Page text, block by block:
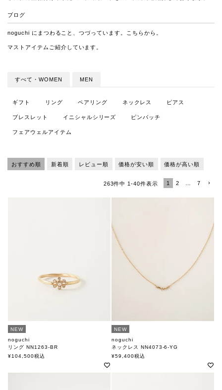
ブログ
noguchi にまつわること、つづっています。 こちらから。
マストアイテムご紹介しています。
すべて・WOMEN MEN
ギフト リング ペアリング ネックレス ピアス
ブレスレット イニシャルシリーズ ピンバッチ
フェアウェルアイテム
おすすめ順 新着順 レビュー順 価格が安い順 価格が高い順
263件中 1-40件表示 1 2 … 7
NEW
noguchi
リング NN1263-BR
ノグチ
¥104,500税込
NEW
noguchi
ネックレス NN4073-6-YG
ノグチ
¥59,400税込